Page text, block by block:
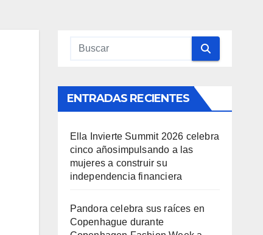
ENTRADAS RECIENTES
Ella Invierte Summit 2026 celebra
cinco añosimpulsando a las
mujeres a construir su
independencia financiera
Pandora celebra sus raíces en
Copenhague durante